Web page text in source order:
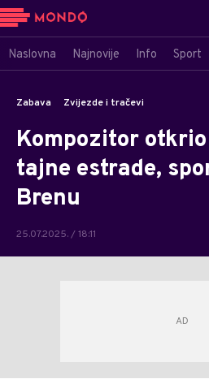
Naslovna Najnovije Info Sport
Zabava Zvijezde i tračevi
Kompozitor
tajne estrade,
Brenu
25.07.2025. / 18:11